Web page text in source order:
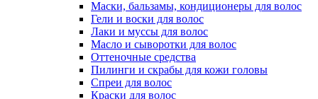
Маски, бальзамы, кондиционеры для волос
Гели и воски для волос
Лаки и муссы для волос
Масло и сыворотки для волос
Оттеночные средства
Пилинги и скрабы для кожи головы
Спреи для волос
Краски для волос